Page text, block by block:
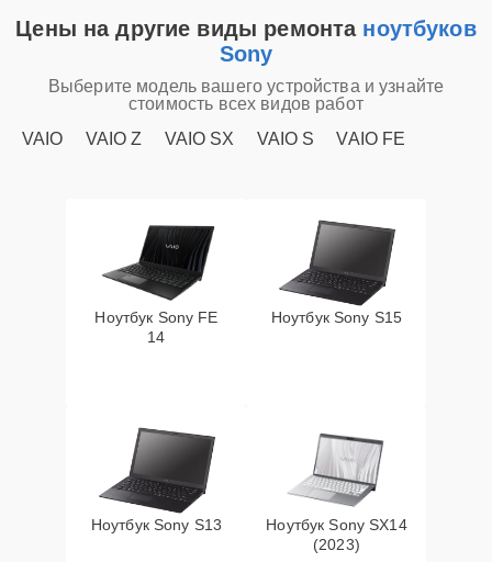
Цены на другие виды ремонта ноутбуков
Sony
Выберите модель вашего устройства и узнайте
стоимость всех видов работ
VAIO
VAIO Z VAIO SX VAIO S VAIO FE
Ноутбук Sony FE
14
Ноутбук Sony S15
Ноутбук Sony S13
Ноутбук Sony SX14
(2023)